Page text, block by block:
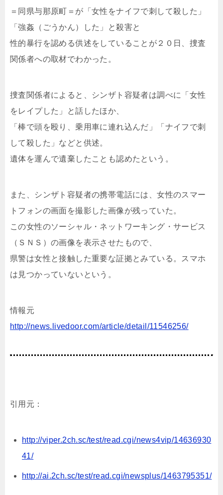
＝同県与那原町＝が「女性をナイフで刺して殺した」
「強姦（ごうかん）した」と殺害と
性的暴行を認める供述をしていることが２０日、捜査
関係者への取材でわかった。
捜査関係者によると、シンザト容疑者は調べに「女性
をレイプした」と話したほか、
「棒で頭を殴り、乗用車に連れ込んだ」「ナイフで刺
して殺した」などと供述。
遺体を運んで遺棄したことも認めたという。
また、シンザト容疑者の携帯電話には、女性のスマー
トフォンの画面を撮影した画像が残っていた。
この女性のソーシャル・ネットワーキング・サービス
（ＳＮＳ）の画像を表示させたもので、
県警は女性と接触した重要な証拠とみている。スマホ
は見つかっていないという。
情報元
http://news.livedoor.com/article/detail/11546256/
引用元：
http://viper.2ch.sc/test/read.cgi/news4vip/14636930
41/
http://ai.2ch.sc/test/read.cgi/newsplus/1463795351/